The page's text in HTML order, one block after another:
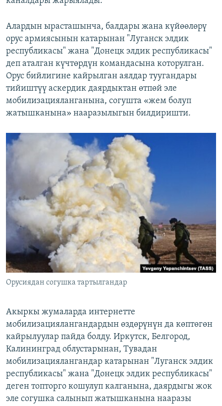
Алардын ырасташынча, балдары жана күйөөлөрү
орус армиясынын катарынан "Луганск элдик
республикасы" жана "Донецк элдик республикасы"
деп аталган күчтөрдүн командасына которулган.
Орус бийлигине кайрылган аялдар туугандары
тийиштүү аскердик даярдыктан өтпөй эле
мобилизацияланганына, согушта «жем болуп
жатышканына» нааразылыгын билдиришти.
Орусиядан согушка тартылгандар
Акыркы жумаларда интернетте
мобилизациялангандардын өздөрүнүн да көптөгөн
кайрылуулар пайда болду. Иркутск, Белгород,
Калининград облустарынан, Тувадан
мобилизациялангандар катарынан "Луганск элдик
республикасы" жана "Донецк элдик республикасы"
деген топторго кошулуп калганына, даярдыгы жок
эле согушка салынып жатышканына нааразы